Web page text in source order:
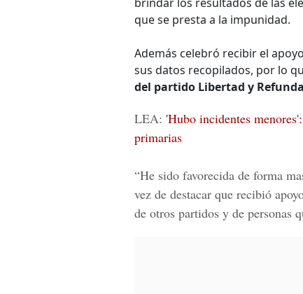
que se presta a la impunidad.
Además celebró recibir el
sus datos recopilados, por lo
del partido Libertad y
LEA: 'Hubo incidentes
primarias
“He sido favorecida de forma
vez de destacar que recibió
de otros partidos y de personas